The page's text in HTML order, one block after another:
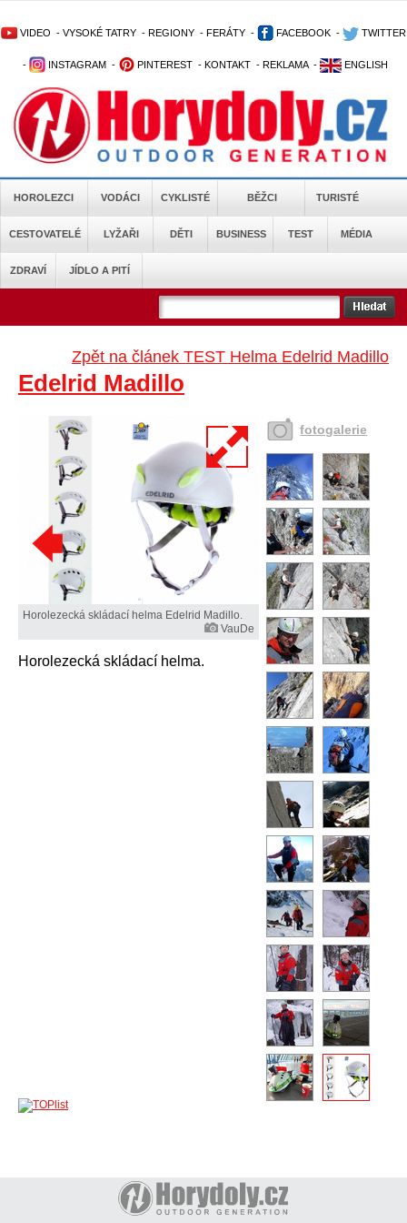
VIDEO - VYSOKÉ TATRY - REGIONY - FERÁTY - FACEBOOK - TWITTER
- INSTAGRAM - PINTEREST - KONTAKT - REKLAMA - ENGLISH
HOROLEZCI VODÁCI CYKLISTÉ BĚŽCI TURISTÉ
CESTOVATELÉ LYŽAŘI DĚTI BUSINESS TEST MÉDIA
ZDRAVÍ JÍDLO A PITÍ
Zpět na článek TEST Helma Edelrid Madillo
Edelrid Madillo
Horolezecká skládací helma Edelrid Madillo.
VauDe
Horolezecká skládací helma.
fotogalerie